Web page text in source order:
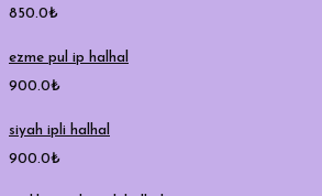
850.0₺
ezme pul ip halhal
900.0₺
siyah ipli halhal
900.0₺